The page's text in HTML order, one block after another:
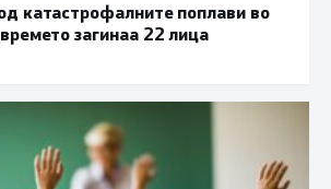
катастрофалните поплави во
загинаа 22 лица